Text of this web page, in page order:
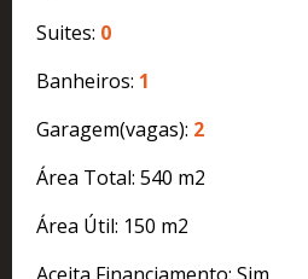
Suites: 0
Banheiros: 1
Garagem(vagas): 2
Área Total: 540 m2
Área Útil: 150 m2
Aceita Financiamento: Sim